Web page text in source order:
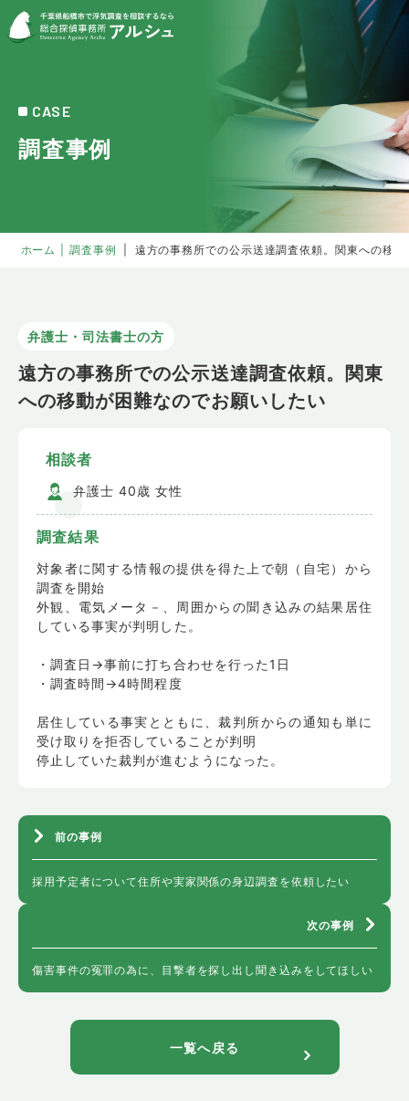
CASE
調査事例
ホーム 調査事例 遠方の事務所での公示送達調査依頼。関東への移
弁護士・司法書士の方
遠方の事務所での公示送達調査依頼。関東
への移動が困難なのでお願いしたい
相談者
弁護士 40歳 女性
調査結果
対象者に関する情報の提供を得た上で朝（自宅）から
調査を開始
外観、電気メータ－、周囲からの聞き込みの結果居住
している事実が判明した。
・調査日→事前に打ち合わせを行った1日
・調査時間→4時間程度
居住している事実とともに、裁判所からの通知も単に
受け取りを拒否していることが判明
停止していた裁判が進むようになった。
前の事例
採用予定者について住所や実家関係の身辺調査を依頼したい
次の事例
傷害事件の冤罪の為に、目撃者を探し出し聞き込みをしてほしい
一覧へ戻る